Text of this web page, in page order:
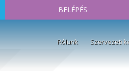
BELÉPÉS
Rólunk Szervezeti